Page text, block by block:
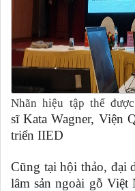
Nhãn hiệu tập thể
sĩKataWagner, Viện
triển IIED
Cũng tại hội thảo, đại
lâm sản ngoài gỗ Việt